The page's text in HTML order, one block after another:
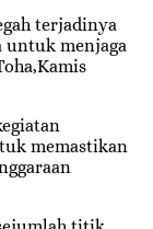
terjadinya
untuk menjaga
memastikan